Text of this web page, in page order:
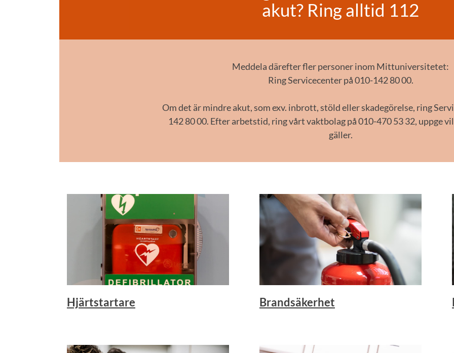
akut? Ring alltid 112
Meddela därefter fler personer inom Mittuniversitetet:
Ring Servicecenter på 010-142 80 00.
Om det är mindre akut, som exv. inbrott, stöld eller skadegörelse, ring
142 80 00. Efter arbetstid, ring vårt vaktbolag på 010-470 53 32, uppge
gäller.
Hjärtstartare Brandsäkerhet